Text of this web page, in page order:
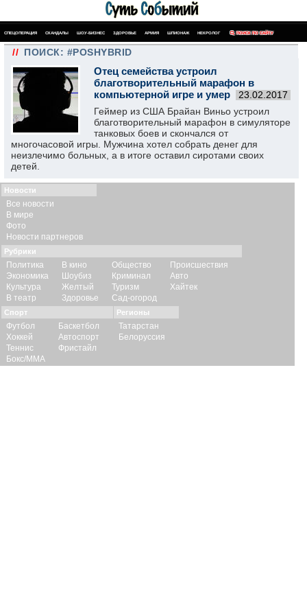
СПЕЦОПЕРАЦИЯ СКАНДАЛЫ ШОУ-БИЗНЕС ЗДОРОВЬЕ АРМИЯ ШПИОНАЖ НЕКРОЛОГ ПОИСК ПО САЙТУ
// ПОИСК: #POSHYBRID
Отец семейства устроил
благотворительный марафон в
компьютерной игре и умер
23.02.2017
Геймер из США Брайан Виньо устроил
благотворительный марафон в симуляторе
танковых боев и скончался от
многочасовой игры. Мужчина хотел собрать денег для
неизлечимо больных, а в итоге оставил сиротами своих
детей.
Новости
Все новости
В мире
Фото
Новости партнеров
Рубрики
Политика
Экономика
Культура
В театр
В кино
Шоубиз
Желтый
Здоровье
Общество
Криминал
Туризм
Сад-огород
Происшествия
Авто
Хайтек
Спорт
Футбол
Хоккей
Теннис
Бокс/ММА
Баскетбол
Автоспорт
Фристайл
Регионы
Татарстан
Белоруссия